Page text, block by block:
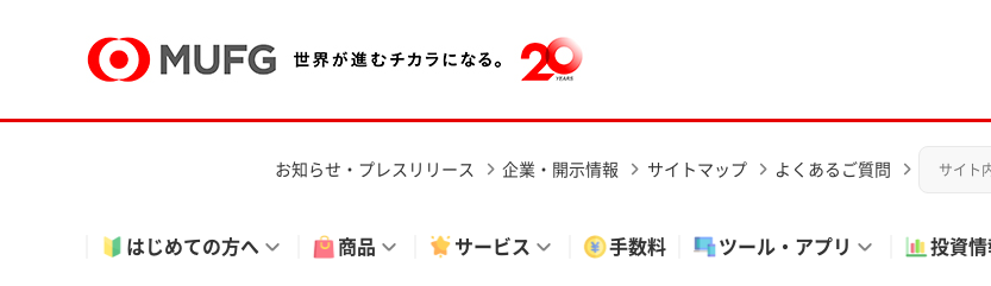
お知らせ・プレスリリース 企業・開示情報 サイトマップ よくあるご質問
はじめての方へ 商品 サービス 手数料 ツール・アプリ 投資情